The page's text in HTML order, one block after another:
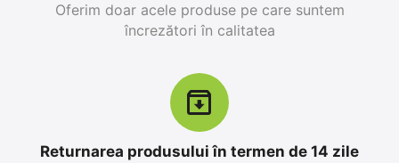
Oferim doar acele produse pe care suntem
încrezători în calitatea
Returnarea produsului în termen de 14 zile